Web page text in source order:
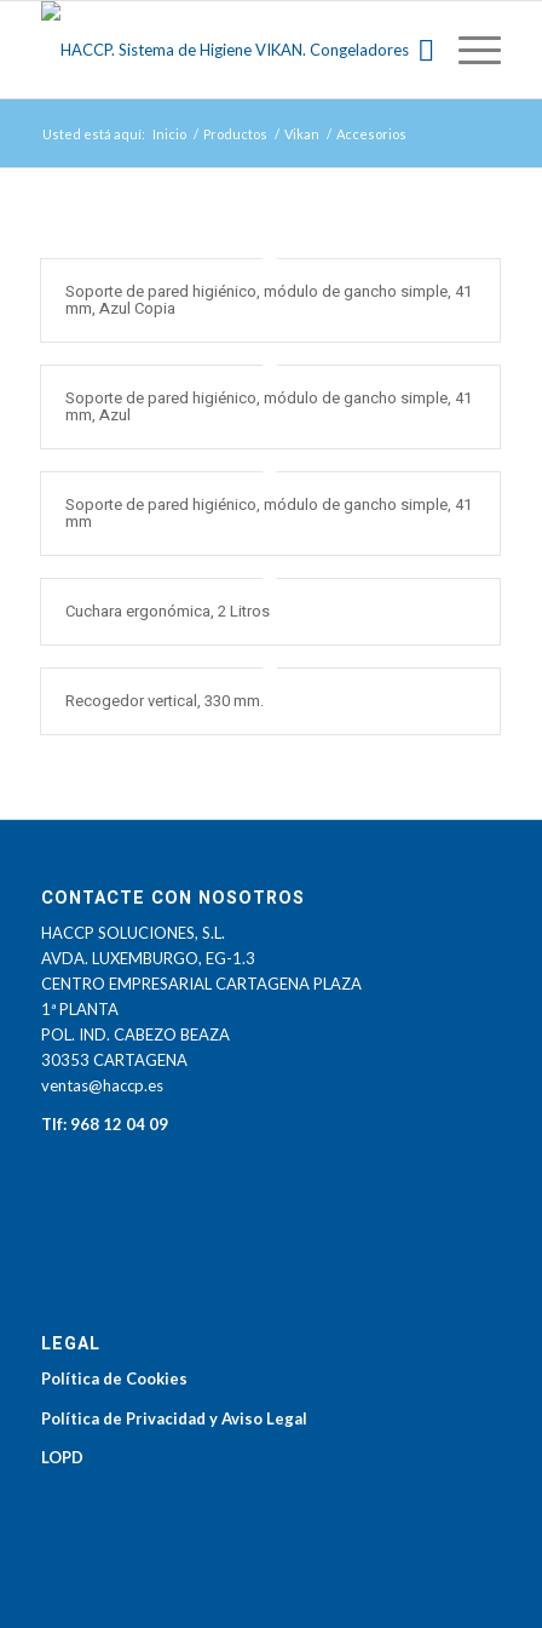
Usted está aquí: Inicio / Productos / Vikan / Accesorios
Soporte de pared higiénico, módulo de gancho simple, 41
mm, Azul Copia
Soporte de pared higiénico, módulo de gancho simple, 41
mm, Azul
Soporte de pared higiénico, módulo de gancho simple, 41
mm
Cuchara ergonómica, 2 Litros
Recogedor vertical, 330 mm.
CONTACTE CON NOSOTROS
HACCP SOLUCIONES, S.L.
AVDA. LUXEMBURGO, EG-1.3
CENTRO EMPRESARIAL CARTAGENA PLAZA
1ª PLANTA
POL. IND. CABEZO BEAZA
30353 CARTAGENA
ventas@haccp.es
Tlf: 968 12 04 09
LEGAL
Política de Cookies
Política de Privacidad y Aviso Legal
LOPD